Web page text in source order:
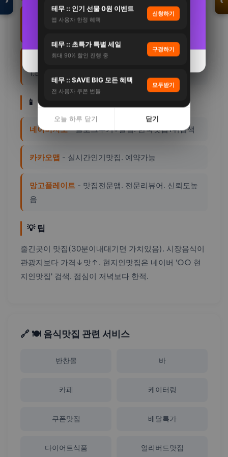
- 초당순두부/커피. 순두부 8~1만원. 안목카
- 흑돼지/갈치조림/고기국수. 흑돼지 1인
1.5~2만원
📱 맛집찾기
네이버지도- 블로그후기+별점. 한국맛집1위검색
카카오맵 - 실시간인기맛집. 예약가능
망고플레이트 - 맛집전문앱. 전문리뷰어. 신뢰도높
음
💡 팁
줄긴곳이 맛집(30분이내대기면 가치있음). 시장음식이
관광지보다 가격↓맛↑. 현지인맛집은 네이버 '○○ 현
지인맛집' 검색. 점심이 저녁보다 한적.
🔗 🍽️ 음식맛집 관련 서비스
반찬몰 바
카페 케이터링
쿠폰맛집 배달특가
다이어트식품 얼리버드맛집
테무 :: 인기 선물 0원 이벤트
앱 사용자 한정 혜택
신청하기
테무 :: 초특가 특별 세일
최대 90% 할인 진행 중
구경하기
테무 :: SAVE BIG 모든 혜택
전 사용자 쿠폰 번들
모두받기
오늘 하루 닫기 닫기
자세히 보기 →
자세히 보기 →
입점 · 제휴 문의